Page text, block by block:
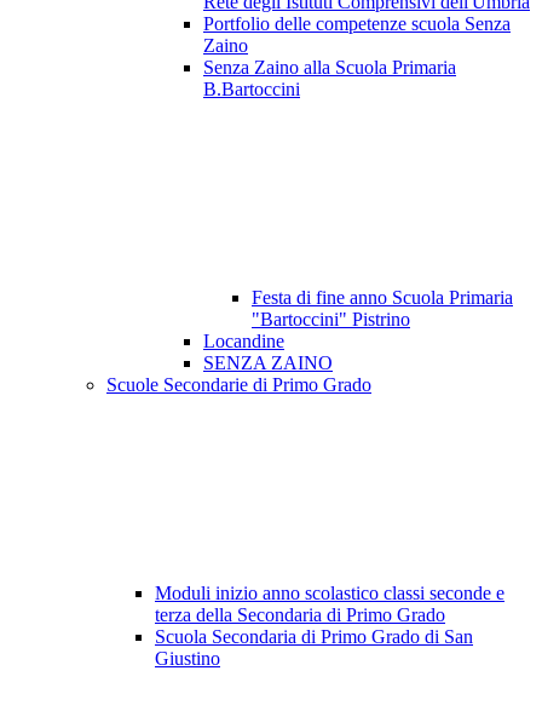
Portfolio delle competenze scuola Senza
Zaino
Senza Zaino alla Scuola Primaria
B.Bartoccini
Festa di fine anno Scuola Primaria
"Bartoccini" Pistrino
Locandine
SENZA ZAINO
Scuole Secondarie di Primo Grado
Moduli inizio anno scolastico classi seconde e
terza della Secondaria di Primo Grado
Scuola Secondaria di Primo Grado di San
Giustino